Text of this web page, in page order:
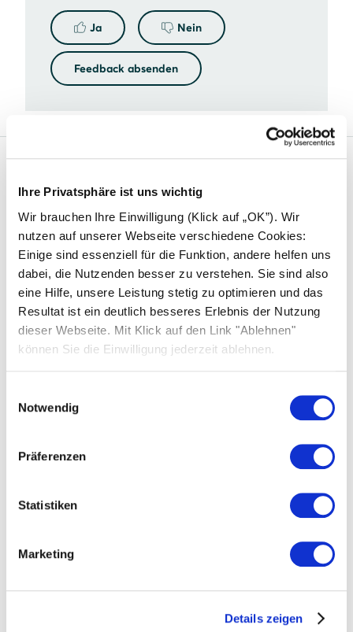
Ihre Privatsphäre ist uns wichtig
Wir brauchen Ihre Einwilligung (Klick auf „OK”). Wir
nutzen auf unserer Webseite verschiedene Cookies:
Einige sind essenziell für die Funktion, andere helfen uns
dabei, die Nutzenden besser zu verstehen. Sie sind also
eine Hilfe, unsere Leistung stetig zu optimieren und das
Resultat ist ein deutlich besseres Erlebnis der Nutzung
dieser Webseite. Mit Klick auf den Link "Ablehnen"
können Sie die Einwilligung jederzeit ablehnen.
Notwendig
Präferenzen
Statistiken
Marketing
Details zeigen
Ja Nein
Feedback absenden
Solarwatt
Über uns
Nachhaltigkeit
Standorte
Karriere
Kontakt aufnehmen